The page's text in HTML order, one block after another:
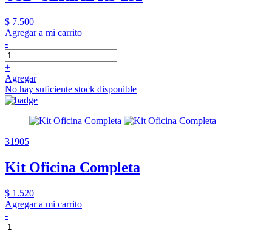
$ 7.500
Agregar a mi carrito
-
+
Agregar
No hay suficiente stock disponible
31905
Kit Oficina Completa
$ 1.520
Agregar a mi carrito
-